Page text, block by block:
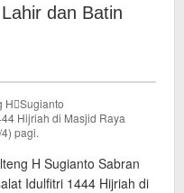
dan Batin
H Sugianto Sabran
Idulfitri 1444 Hijriah di